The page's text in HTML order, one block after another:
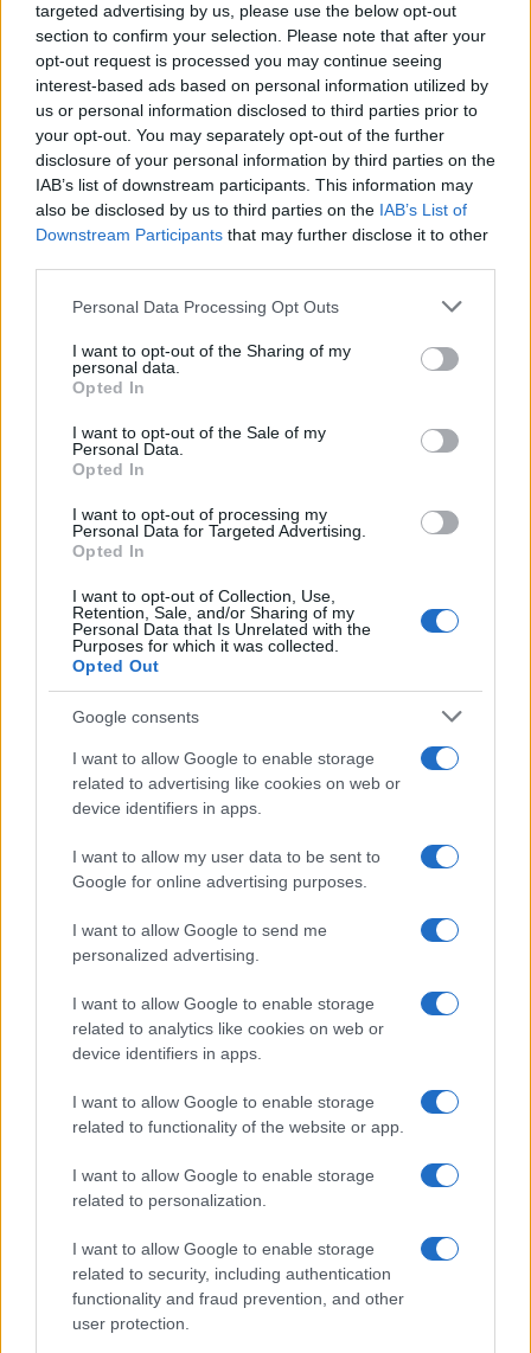
targeted advertising by us, please use the below opt-out
section to confirm your selection. Please note that after your
opt-out request is processed you may continue seeing
interest-based ads based on personal information utilized by
us or personal information disclosed to third parties prior to
your opt-out. You may separately opt-out of the further
disclosure of your personal information by third parties on the
IAB’s list of downstream participants. This information may
also be disclosed by us to third parties on the IAB’s List of
Downstream Participants that may further disclose it to other
Please note that this website/app uses one or more Google
not limited to your visit or usage behaviour. You may click to
grant or deny consent to Google and its third-party tags to
use your data for below specified purposes in below Google
consent section.
Personal Data Processing Opt Outs
I want to opt-out of the Sharing of my
personal data.
Opted In
I want to opt-out of the Sale of my
Personal Data.
Opted In
I want to opt-out of processing my
Personal Data for Targeted Advertising.
Opted In
I want to opt-out of Collection, Use,
Retention, Sale, and/or Sharing of my
Personal Data that Is Unrelated with the
Purposes for which it was collected.
Opted Out
Google consents
I want to allow Google to enable storage
related to advertising like cookies on web or
device identifiers in apps.
I want to allow my user data to be sent to
Google for online advertising purposes.
I want to allow Google to send me
personalized advertising.
I want to allow Google to enable storage
related to analytics like cookies on web or
device identifiers in apps.
I want to allow Google to enable storage
related to functionality of the website or app.
I want to allow Google to enable storage
related to personalization.
I want to allow Google to enable storage
related to security, including authentication
functionality and fraud prevention, and other
user protection.
Ahhoz, hogy ez a törekvés sikerrel járjon, meg
kell védenie Kínát azoktól az előnyöktől,
amelyeket Amerika élvez a tőkepiacok ereje, a
fejlett technológiákban betöltött vezető
szerepe és a dollár globális tartalékvaluta
státusza miatt. Ezen előnyök
ellensúlyozásához hozzáférésre van szükség
az Öböl-államok hatalmas tőketartalékaihoz,
amelyek gazdasága fellendülőben van” – írja
Doran.
A cikk szerint a Kína-központú gazdasági
szférában való – legalábbis részleges –
részvételért Hszi úgy mutatja be Pekinget az
Öböl menti arab államoknak, mint Washington
alternatíváját az iráni fenyegetés
kezelésében.
„A szaúdiak világossá tették Iránra való
összpontosításukat, amikor az Izraellel való
kapcsolatok normalizálásáért cserébe
nemrégiben biztonsági garanciákat,
segítséget kértek az Egyesült Államoktól a
polgári nukleáris program fejlesztéséhez,
valamint rakétákat és drónokat, vagyis éppen
azokat a fegyvereket, amelyek Teherán javára
billentik a regionális erőegyensúlyt. A
szaúdiak lényegében azt mondták, hogy ha
Washington megfékezi Irán felemelkedését,
akkor Izraellel együtt részt vesznek egy
amerikai vezetésű regionális blokkban” –
emlékeztet Doran.
A szerző szerint amerikai lehetőségek napról
napra csökkennek.
„A Közel-Keleten az Egyesült Államok
gazdaságilag nem tud Kína fölé kerekedni. A
kínaiak jelenleg a világ legnagyobb
olajvásárlói a régióban, és gyorsan bővítik a
Közel-Keletre irányuló exportjukat.